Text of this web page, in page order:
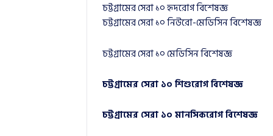
চট্টগ্রামের সেরা ১০ হৃদরোগ বিশেষজ্ঞ
চট্টগ্রামের সেরা ১০ নিউরো-মেডিসিন বিশেষজ্ঞ
চট্টগ্রামের সেরা ১০ মেডিসিন বিশেষজ্ঞ
চট্টগ্রামের সেরা ১০ শিশুরোগ বিশেষজ্ঞ
চট্টগ্রামের সেরা ১০ মানসিকরোগ বিশেষজ্ঞ